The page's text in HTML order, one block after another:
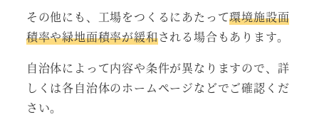
その他にも、工場をつくるにあたって環境施設面
積率や緑地面積率が緩和される場合もあります。
自治体によって内容や条件が異なりますので、詳
しくは各自治体のホームページなどでご確認くだ
さい。